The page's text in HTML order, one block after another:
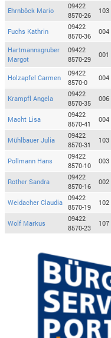
Ehrnböck Mario
09422
8570-26
103
Fuchs Kathrin
09422
8570-36
004
Hartmannsgruber
Margot
09422
8570-29
001
Holzapfel Carmen
09422
8570-0
004
Krampfl Angela
09422
8570-35
006
Macht Lisa
09422
8570-41
004
Mühlbauer Julia
09422
8570-31
103
Pollmann Hans
09422
8570-10
003
Rother Sandra
09422
8570-16
002
Weidacher Claudia
09422
8570-19
102
Wolf Markus
09422
8570-23
107